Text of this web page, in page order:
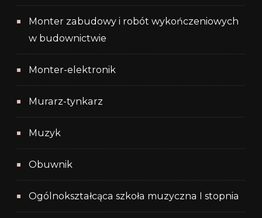
Monter zabudowy i robót wykończeniowych
w budownictwie
Monter-elektronik
Murarz-tynkarz
Muzyk
Obuwnik
Ogólnokształcąca szkoła muzyczna I stopnia